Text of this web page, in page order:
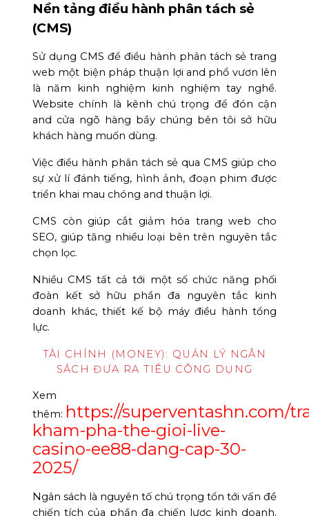
Nền tảng điều hành phân tách sẻ
(CMS)
Sử dụng CMS để điều hành phân tách sẻ trang
web một biện pháp thuận lợi and phổ vươn lên
là năm kinh nghiệm kinh nghiệm tay nghề.
Website chính là kênh chú trọng để đón cận
and cửa ngõ hàng bầy chúng bên tôi sở hữu
khách hàng muốn dùng.
Việc điều hành phân tách sẻ qua CMS giúp cho
sự xử lí đánh tiếng, hình ảnh, đoạn phim được
triển khai mau chóng and thuận lợi.
CMS còn giúp cắt giảm hóa trang web cho
SEO, giúp tăng nhiều loại bên trên nguyên tắc
chọn lọc.
Nhiều CMS tất cả tới một số chức năng phối
đoàn kết sở hữu phần đa nguyên tắc kinh
doanh khác, thiết kế bộ máy điều hành tổng
lực.
TÀI CHÍNH (MONEY): QUẢN LÝ NGÂN
SÁCH ĐƯA RA TIÊU CÔNG DỤNG
Xem
thêm: https://superventashn.com/
kham-pha-the-gioi-live-
casino-ee88-dang-cap-30-
2025/
Ngân sách là nguyên tố chú trọng tổn tới vấn đề
chiến tích của phần đa chiến lược kinh doanh.